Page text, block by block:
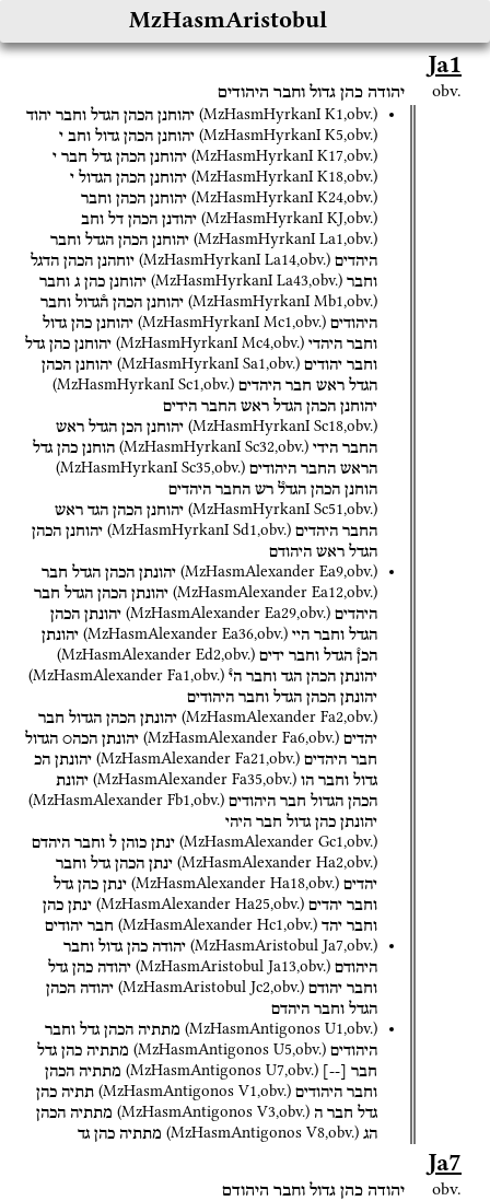
MzHasmAristobul
Ja1
obv. יהודה כהן גדול וחבר היהודים
(MzHasmHyrkanI K1,obv.) יהוחנן הכהן הגדל וחבר יהוד
(MzHasmHyrkanI K5,obv.) יהוחנן הכהן גדול וחב י
(MzHasmHyrkanI K17,obv.) יהוחנן הכהן גדל חבר י
(MzHasmHyrkanI K18,obv.) יהוחנן הכהן הגדול י
(MzHasmHyrkanI K24,obv.) יהוחנן הכהן וחבר
(MzHasmHyrkanI KJ,obv.) יהודנן הכהן דל וחב
(MzHasmHyrkanI La1,obv.) יהוחנן הכהן הגדל וחבר
היהדים
(MzHasmHyrkanI La14,obv.) יוחהנן הכהן הדגל
וחבר
(MzHasmHyrkanI La43,obv.) יהוחנן כהן ג וחבר
(MzHasmHyrkanI Mb1,obv.) יהוחנן הכהן ה֯גדול וחבר
היהודים
(MzHasmHyrkanI Mc1,obv.) יהוחנן כהן גדול
וחבר היהדי (MzHasmHyrkanI Mc4,obv.) יהוחנן כהן גדל
וחבר יהודים (MzHasmHyrkanI Sa1,obv.) יהוחנן הכהן
הגדל ראש חבר היהדים (MzHasmHyrkanI Sc1,obv.)
יהוחנן הכהן הגדל ראש החבר הידים
(MzHasmHyrkanI Sc18,obv.) יהוחנן הכן הגדל ראש
החבר הידי (MzHasmHyrkanI Sc32,obv.) הוחנן כהן גדל
הראש החבר היהודים (MzHasmHyrkanI Sc35,obv.)
הוחנן הכהן הגדל֯ רש החבר היהדים
(MzHasmHyrkanI Sc51,obv.) יהוחנן הכהן הגד ראש
החבר היהדים (MzHasmHyrkanI Sd1,obv.) יהוחנן הכהן
הגדל ראש היהודם
(MzHasmAlexander Ea9,obv.) יהונתן הכהן הגדל חבר
(MzHasmAlexander Ea12,obv.) יהונתן הכהן הגדל חבר
היהדים
(MzHasmAlexander Ea29,obv.) יהונתן הכהן
הגדל וחבר היי (MzHasmAlexander Ea36,obv.)
יהונתן
הכן֯ הגדל וחבר ידים (MzHasmAlexander Ed2,obv.)
יהונתן הכהן הגד וחבר הי֯ (MzHasmAlexander Fa1,obv.)
יהונתן הכהן הגדל וחבר היהודים
(MzHasmAlexander Fa2,obv.) יהונתן הכהן הגדול חבר
יהדים
(MzHasmAlexander Fa6,obv.) יהונתן הכה○ הגדול
חבר היהדים (MzHasmAlexander Fa21,obv.) יהונתן הכ
גדול וחבר הו (MzHasmAlexander Fa35,obv.)
יהונת
הכהן הגדול חבר היהודים (MzHasmAlexander Fb1,obv.)
יהונתן כהן גדול חבר היהי
(MzHasmAlexander Gc1,obv.) ינתן כוהן ל וחבר היהדם
(MzHasmAlexander Ha2,obv.) ינתן הכהן גדל וחבר
יהדים
(MzHasmAlexander Ha18,obv.) ינתן כהן גדל
וחבר יהדים (MzHasmAlexander Ha25,obv.) ינתן כהן
וחבר יהד (MzHasmAlexander Hc1,obv.) חבר יהודים
(MzHasmAristobul Ja7,obv.) יהודה כהן גדול וחבר
היהודם
(MzHasmAristobul Ja13,obv.) יהודה כהן גדל
וחבר יהודם (MzHasmAristobul Jc2,obv.) יהודה הכהן
הגדל וחבר היהדם
(MzHasmAntigonos U1,obv.) מתתיה הכהן גדל וחבר
היהודים
(MzHasmAntigonos U5,obv.) מתתיה כהן גדל
חבר
--
(MzHasmAntigonos U7,obv.) מתתיה הכהן
וחבר היהודים (MzHasmAntigonos V1,obv.) תתיה כהן
גדל חבר ה (MzHasmAntigonos V3,obv.) מתתיה הכהן
הג
(MzHasmAntigonos V8,obv.) מתתיה כהן גד
Ja7
obv. יהודה כהן גדול וחבר היהודם